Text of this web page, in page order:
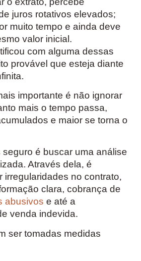
juros rotativos elevados;
muito tempo e ainda deve
valor inicial.
com alguma dessas
provável que esteja diante
importante é não ignorar
mais o tempo passa,
e maior se torna o
seguro é buscar uma análise
Através dela, é
irregularidades no contrato,
clara, cobrança de
abusivos e até a
venda indevida.
ser tomadas medidas